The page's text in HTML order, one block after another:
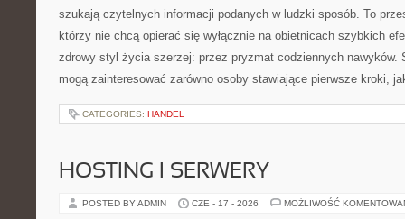
szukają czytelnych informacji podanych w ludzki sposób. To
którzy nie chcą opierać się wyłącznie na obietnicach szybkich
zdrowy styl życia szerzej: przez pryzmat codziennych nawyków.
mogą zainteresować zarówno osoby stawiające pierwsze kroki,
CATEGORIES: HANDEL
HOSTING I SERWERY
POSTED BY ADMIN CZE - 17 - 2026 MOŻLIWOŚĆ